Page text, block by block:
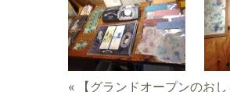
«
【グランドオープンのお